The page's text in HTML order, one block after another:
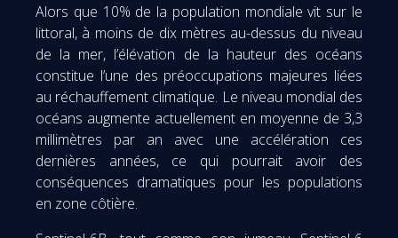
Alors que 10% de la population mondiale vit sur le
littoral, à moins de dix mètres au-dessus du niveau
de la mer, l’élévation de la hauteur des océans
constitue l’une des préoccupations majeures liées
au réchauffement climatique. Le niveau mondial des
océans augmente actuellement en moyenne de 3,3
millimètres par an avec une accélération ces
dernières années, ce qui pourrait avoir des
conséquences dramatiques pour les populations
en zone côtière.